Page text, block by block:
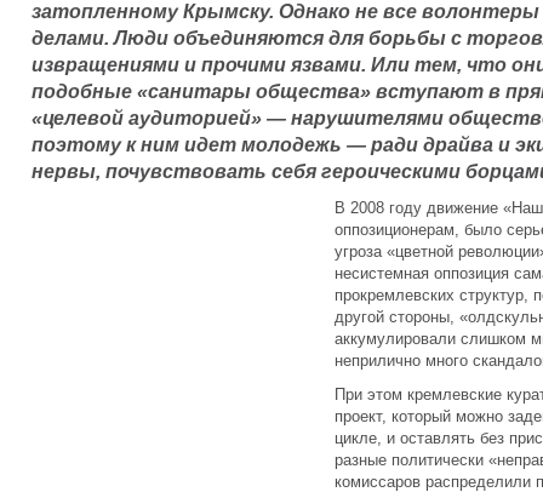
затопленному Крымску. Однако не все
делами. Люди объединяются для борьбы с
извращениями и прочими язвами. Или тем, что
подобные «санитары общества» вступают в
«целевой аудиторией» — нарушителями
поэтому к ним идет молодежь — ради драйва и
нервы, почувствовать себя героическими
В 2008 году движение
оппозиционерам, было
угроза «цветной
несистемная оппозиция
прокремлевских структур,
другой стороны,
аккумулировали слишком
неприлично много
При этом кремлевские
проект, который можно
цикле, и оставлять без
разные политически
комиссаров распределили